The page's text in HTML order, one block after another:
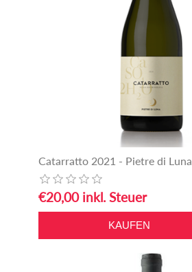
Catarratto 2021 - Pietre di Luna
€20,00 inkl. Steuer